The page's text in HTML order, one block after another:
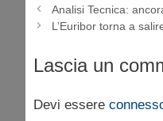
Analisi Tecnica:
L’Euribor torna a
Lascia un
Devi essere